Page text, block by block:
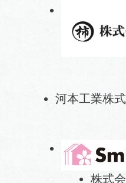
河本工業株
株式